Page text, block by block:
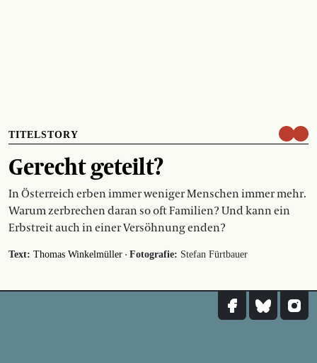
TITELSTORY
Gerecht geteilt?
In Österreich erben immer weniger Menschen immer mehr.
Warum zerbrechen daran so oft Familien? Und kann ein
Erbstreit auch in einer Versöhnung enden?
Text: Thomas Winkelmüller · Fotografie: Stefan Fürtbauer